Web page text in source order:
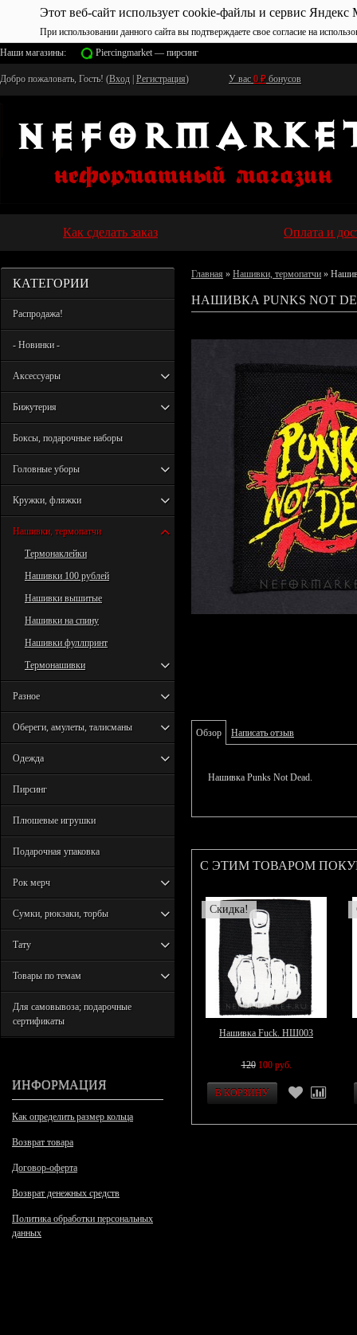
Этот веб-сайт использует cookie-файлы и сервис Яндекс
При использовании данного сайта вы подтверждаете свое согласие на
Наши магазины:
Piercingmarket — пирсинг
Добро пожаловать, Гость! (Вход Регистрация) У вас 0 ₽ бонусов
Как сделать заказ Оплата и
КАТЕГОРИИ
Распродажа!
- Новинки -
Аксессуары
Бижутерия
Боксы, подарочные наборы
Головные уборы
Кружки, фляжки
Нашивки, термопатчи
Термонаклейки
Нашивки 100 рублей
Нашивки вышитые
Нашивки на спину
Нашивки фуллпринт
Термонашивки
Разное
Обереги, амулеты, талисманы
Одежда
Пирсинг
Плюшевые игрушки
Подарочная упаковка
Рок мерч
Сумки, рюкзаки, торбы
Тату
Товары по темам
Для самовывоза; подарочные
сертификаты
ИНФОРМАЦИЯ
Как определить размер кольца
Возврат товара
Договор-оферта
Возврат денежных средств
Политика обработки персональных
данных
Главная » Нашивки, термопатчи »
НАШИВКА PUNKS NOT
Обзор Написать отзыв
Нашивка Punks Not Dead.
С ЭТИМ ТОВАРОМ
Скидка!
Нашивка Fuck. НШ003
120 100 руб.